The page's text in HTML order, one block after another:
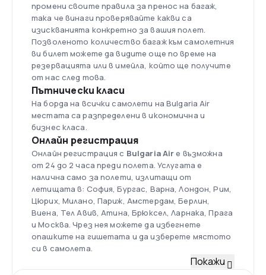
промени своите правила за пренос на багаж,
така че винаги проверявайте какви са
изискванията конкретно за вашия полет.
Позволеното количество багаж към самолетния
ви билет можете да видите още по време на
резервацията или в имейла, който ще получите
от нас след това.
Пътнически класи
На борда на всички самолети на Bulgaria Air
местата са разпределени в икономична и
бизнес класа.
Онлайн регистрация
Онлайн регистрация с Bulgaria Airе възможна
от 24 до 2 часа преди полета. Услугата е
налична само за полети, излитащи от
летищата в: София, Бургас, Варна, Лондон, Рим,
Цюрих, Милано, Париж, Амстердам, Берлин,
Виена, Тел Авив, Атина, Брюксел, Ларнака, Прага
и Москва. Чрез нея можете да избегнете
опашките на гишетата и да изберете мястото
си в самолета.
Покажи